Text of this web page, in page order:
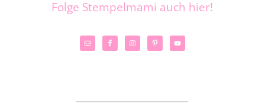
Folge Stempelmami auch hier!